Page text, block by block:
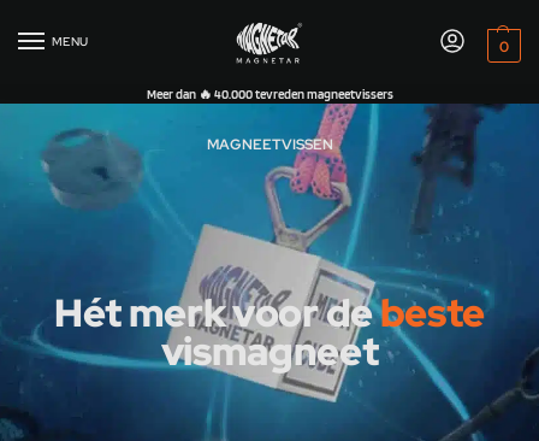
MENU 0
Meer dan 🔥 40.000 tevreden magneetvissers
MAGNEETVISSEN
Hét merk voor debeste
vismagneet